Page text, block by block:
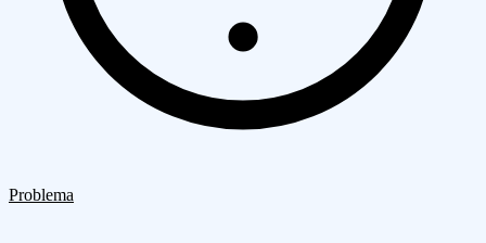
Diseño Web Desarrollo de Aplicaciones EcommerceAsesoría AWS
Transformación Digital
Empresa
Problema